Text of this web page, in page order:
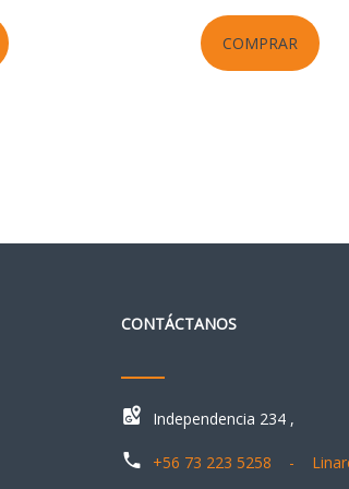
COMPRAR
CONTÁCTANOS
Independencia 234 ,
+56 73 223 5258 -